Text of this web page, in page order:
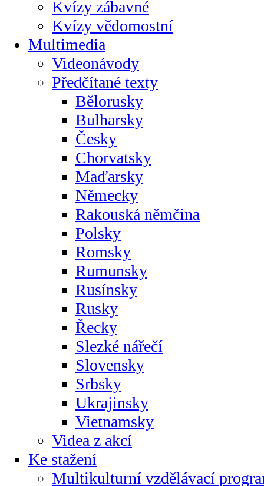
Kvízy zábavné
Kvízy vědomostní
Multimedia
Videonávody
Předčítané texty
Bělorusky
Bulharsky
Česky
Chorvatsky
Maďarsky
Německy
Rakouská němčina
Polsky
Romsky
Rumunsky
Rusínsky
Rusky
Řecky
Slezké nářečí
Slovensky
Srbsky
Ukrajinsky
Vietnamsky
Videa z akcí
Ke stažení
Multikulturní vzdělávací